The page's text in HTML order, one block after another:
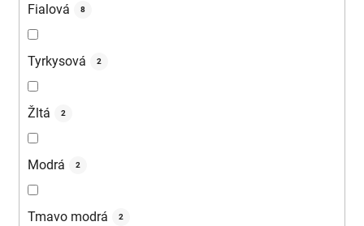
Fialová 8
Tyrkysová 2
Žltá 2
Modrá 2
Tmavo modrá 2